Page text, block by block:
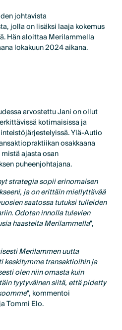
johtavista
jolla on lisäksi laaja kokemus
Hän aloittaa Merilammella
lokakuun 2024 aikana.
arvostettu Jani on ollut
kotimaisissa ja
Ylä-Autio
osakkaana
ajasta osan
puheenjohtajana.
strategia sopii erinomaisen
ja on erittäin miellyttävää
saatossa tutuksi tulleiden
Odotan innolla tulevien
haasteita Merilammella",
Merilammen uutta
keskitymme transaktioihin ja
olen niin omasta kuin
tyytyväinen siitä, että pidetty
", kommentoi
Tommi Elo.